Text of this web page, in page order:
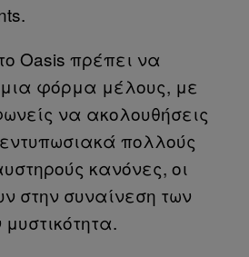
Oasis πρέπει να
φόρμα μέλους, με
να ακολουθήσεις
πολλούς
κανόνες, οι
στην συναίνεση των